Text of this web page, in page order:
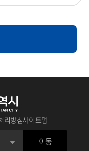
(치즈), 돈까스, 떡볶이,
의료/보건/사회 데이터
경에서도 안전하게 고품
자기진단 스트레스 - 자
사 진단 불안 - 상담사 진
9 연속선별검사의 유
리방침사이트맵
이동